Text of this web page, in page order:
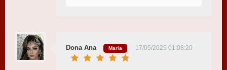
Dona Ana Maria 17/05/2025 01:08:20